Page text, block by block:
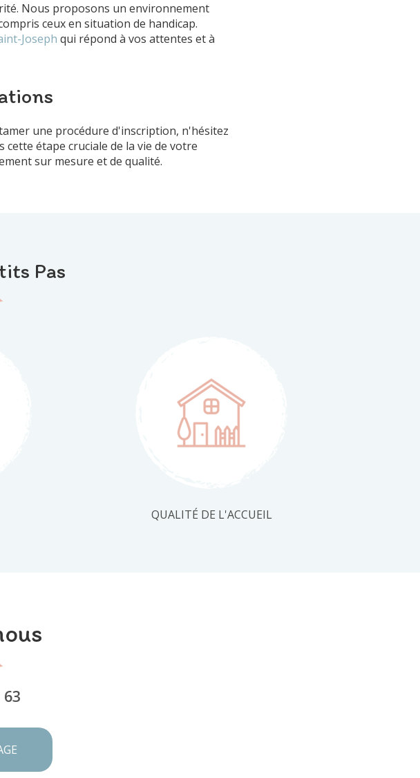
Nous proposons un environnement
ceux en situation de handicap.
Joseph qui répond à vos attentes et à
une procédure d'inscription, n'hésitez
étape cruciale de la vie de votre
sur mesure et de qualité.
Pas
QUALITÉ DE L'ACCUEIL